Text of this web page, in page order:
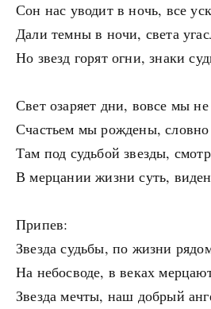
Сон нас уводит в ночь, все
Дали темны в ночи, света
Но звезд горят огни, знаки
Свет озаряет дни, вовсе мы
Счастьем мы рождены,
Там под судьбой звезды,
В мерцании жизни суть,
Припев:
Звезда судьбы, по жизни
На небосводе, в веках
Звезда мечты, наш добрый